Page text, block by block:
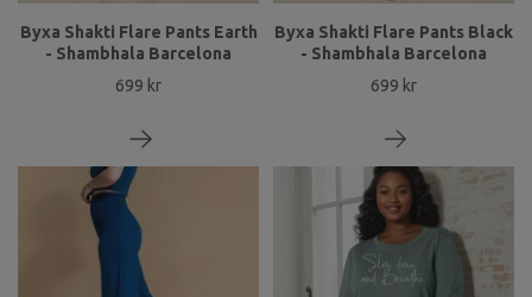
Byxa Shakti Flare Pants Earth
- Shambhala Barcelona
699 kr
Byxa Shakti Flare Pants Black
- Shambhala Barcelona
699 kr